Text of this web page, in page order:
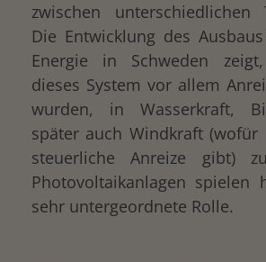
zwischen unterschiedlichen
Die Entwicklung des
Energie in Schweden
dieses System vor allem
wurden, in Wasserkraft,
später auch Windkraft (wofür
steuerliche Anreize gibt)
Photovoltaikanlagen spielen
sehr untergeordnete Rolle.